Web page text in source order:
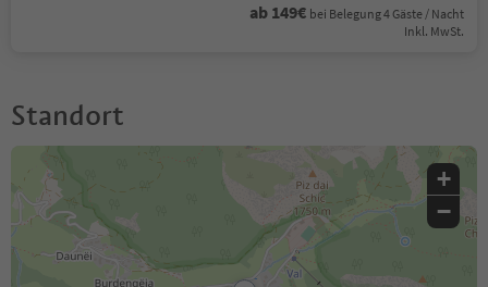
ab 149€ bei Belegung 4 Gäste / Nacht
Inkl. MwSt.
Standort
+
−